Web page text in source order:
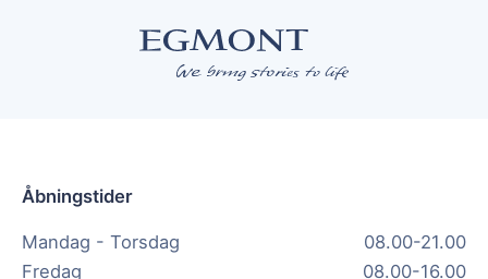
Åbningstider
Mandag - Torsdag
08.00-21.00
Fredag
08.00-16.00